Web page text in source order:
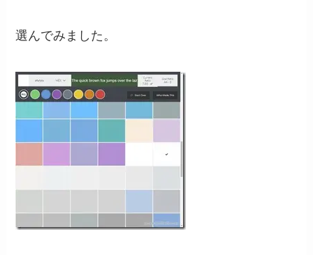
選んでみました。